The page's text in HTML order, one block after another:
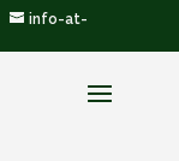
info-at-